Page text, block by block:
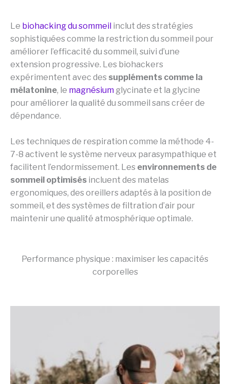
Le biohacking du sommeil inclut des stratégies
sophistiquées comme la restriction du sommeil pour
améliorer l’efficacité du sommeil, suivi d’une
extension progressive. Les biohackers
expérimentent avec des suppléments comme la
mélatonine, le magnésium glycinate et la glycine
pour améliorer la qualité du sommeil sans créer de
dépendance.
Les techniques de respiration comme la méthode 4-
7-8 activent le système nerveux parasympathique et
facilitent l’endormissement. Les environnements de
sommeil optimisés incluent des matelas
ergonomiques, des oreillers adaptés à la position de
sommeil, et des systèmes de filtration d’air pour
maintenir une qualité atmosphérique optimale.
Performance physique : maximiser les capacités
corporelles